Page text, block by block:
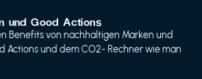
und Good Actions
Benefits von nachhaltigen Marken und
Actions und dem CO2- Rechner wie man